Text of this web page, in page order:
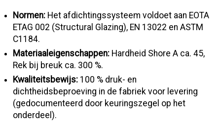
Normen: Het afdichtingssysteem voldoet aan EOTA
ETAG 002 (Structural Glazing), EN 13022 en ASTM
C1184.
Materiaaleigenschappen: Hardheid Shore A ca. 45,
Rek bij breuk ca. 300 %.
Kwaliteitsbewijs: 100 % druk- en
dichtheidsbeproeving in de fabriek voor levering
(gedocumenteerd door keuringszegel op het
onderdeel).